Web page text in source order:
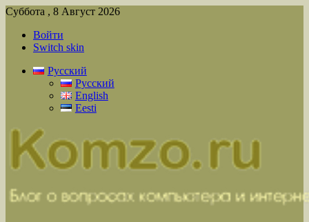
Суббота , 8 Август 2026
Войти
Switch skin
Русский
Русский
English
Eesti